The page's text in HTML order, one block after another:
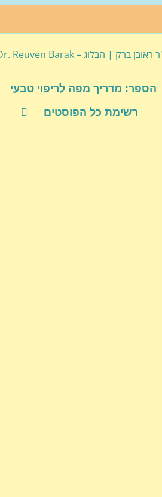
הספר: מדריך מפה לריפוי טבעי
רשימת כל הפוסטים